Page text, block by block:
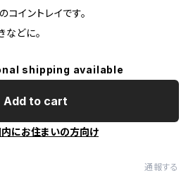
イントレイです。
どに。
shipping available
Add to cart
にお住まいの方向け
通報する